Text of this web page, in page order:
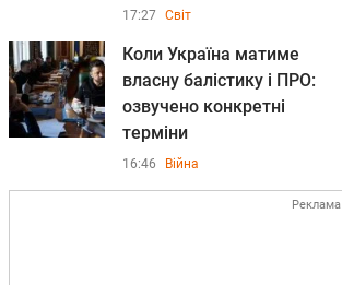
17:27 Світ
Коли Україна матиме
власну балістику і ПРО:
озвучено конкретні
терміни
16:46 Війна
Реклама